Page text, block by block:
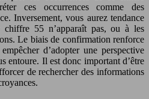
ces occurrences comme des
Inversement, vous aurez tendance
55 n’apparaît pas, ou à les
Le biais de confirmation renforce
d’adopter une perspective
entoure. Il est donc important d’être
de rechercher des informations